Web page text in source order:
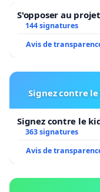
S'opposer au
144 signatures
Avis de
Signez contre
Signez contre le
363 signatures
Avis de